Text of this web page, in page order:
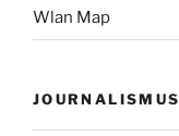
Wlan Map
JOURNALISMUS